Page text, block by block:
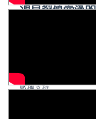
源自裂殖壺藻
SynTernals 是來自澳
到科學實證支持，採
達至協同作用，創造
數據支持。